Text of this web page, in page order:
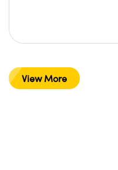
View More